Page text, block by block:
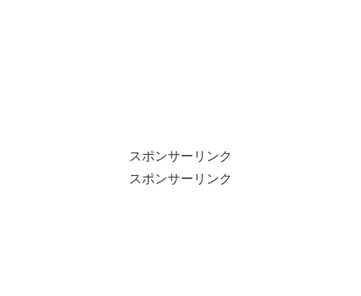
スポンサーリンク
スポンサーリンク